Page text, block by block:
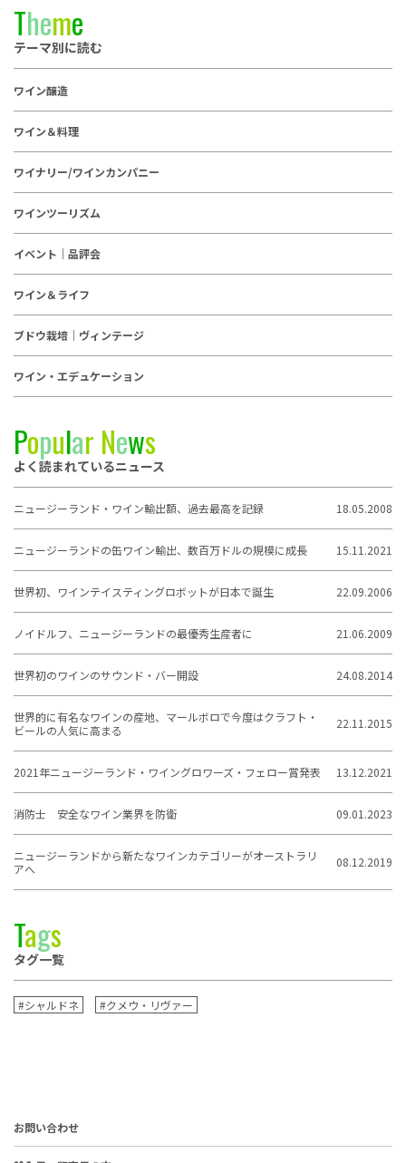
Theme
テーマ別に読む
ワイン醸造
ワイン＆料理
ワイナリー/ワインカンパニー
ワインツーリズム
イベント｜品評会
ワイン＆ライフ
ブドウ栽培｜ヴィンテージ
ワイン・エデュケーション
Popular News
よく読まれているニュース
ニュージーランド・ワイン輸出額、過去最高を記録 18.05.2008
ニュージーランドの缶ワイン輸出、数百万ドルの規模に成長 15.11.2021
世界初、ワインテイスティングロボットが日本で誕生 22.09.2006
ノイドルフ、ニュージーランドの最優秀生産者に 21.06.2009
世界初のワインのサウンド・バー開設 24.08.2014
世界的に有名なワインの産地、マールボロで今度はクラフト・
ビールの人気に高まる
22.11.2015
2021年ニュージーランド・ワイングロワーズ・フェロー賞発表 13.12.2021
消防士 安全なワイン業界を防衛 09.01.2023
ニュージーランドから新たなワインカテゴリーがオーストラリ
アへ
08.12.2019
Tags
タグ一覧
#シャルドネ #クメウ・リヴァー
お問い合わせ